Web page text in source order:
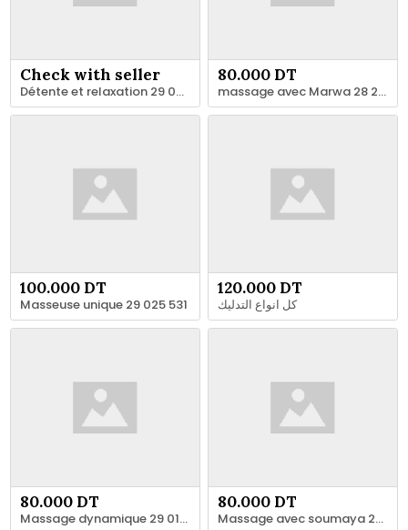
Check with seller
Détente et relaxation 29 025 988
80.000 DT
massage avec Marwa 28 24 7878
100.000 DT
Masseuse unique 29 025 531
120.000 DT
كل انواع التدليك
80.000 DT
Massage dynamique 29 013 460
80.000 DT
Massage avec soumaya 29 015 660